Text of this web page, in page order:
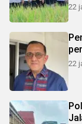
22
22